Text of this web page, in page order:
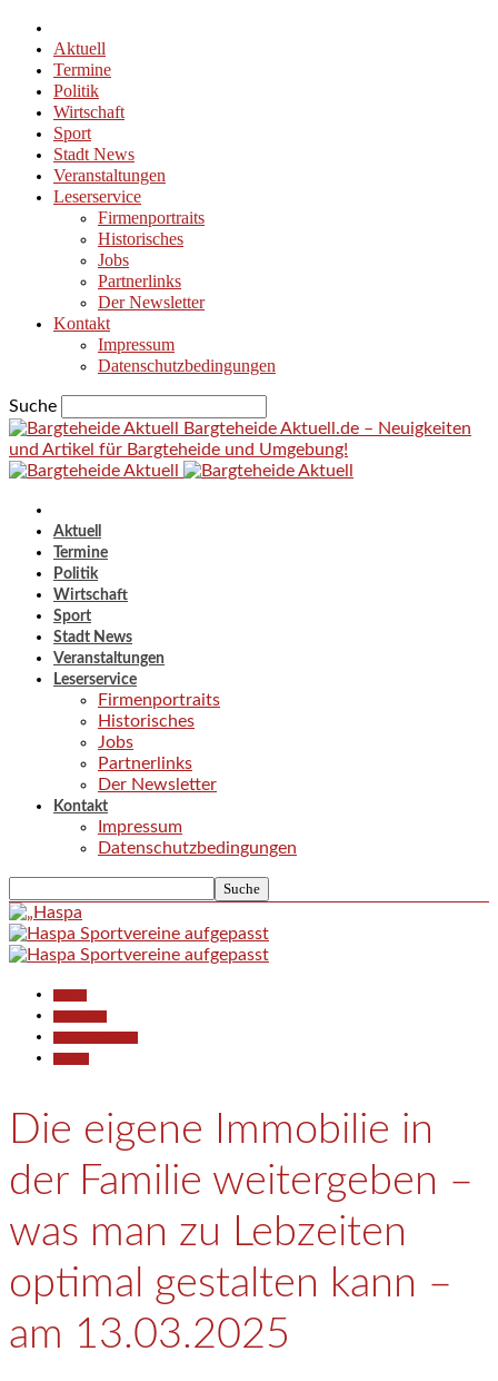
Aktuell
Termine
Politik
Wirtschaft
Sport
Stadt News
Veranstaltungen
Leserservice
Firmenportraits
Historisches
Jobs
Partnerlinks
Der Newsletter
Kontakt
Impressum
Datenschutzbedingungen
Suche
Bargteheide Aktuell.de – Neuigkeiten
und Artikel für Bargteheide und Umgebung!
Aktuell
Termine
Politik
Wirtschaft
Sport
Stadt News
Veranstaltungen
Leserservice
Firmenportraits
Historisches
Jobs
Partnerlinks
Der Newsletter
Kontakt
Impressum
Datenschutzbedingungen
Die eigene Immobilie in
der Familie weitergeben –
was man zu Lebzeiten
optimal gestalten kann –
am 13.03.2025